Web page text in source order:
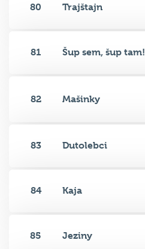
80 Trajštajn
81 Šup sem, šup tam!
82 Mašinky
83 Dutolebci
84 Kaja
85 Jeziny